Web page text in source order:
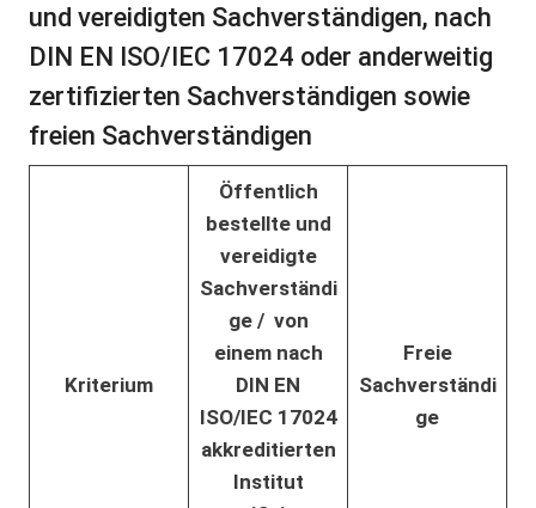
und vereidigten Sachverständigen, nach
DIN EN ISO/IEC 17024 oder anderweitig
zertifizierten Sachverständigen sowie
freien Sachverständigen
Kriterium
Öffentlich
bestellte und
vereidigte
Sachverständi
ge / von
einem nach
DIN EN
ISO/IEC 17024
akkreditierten
Institut
Freie
Sachverständi
ge